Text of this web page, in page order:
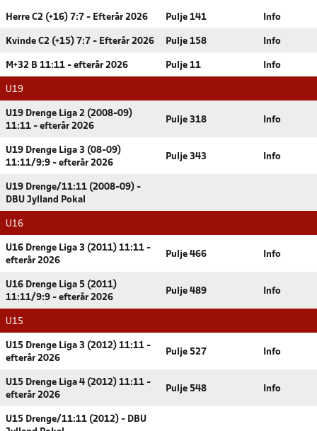
Herre C2 (+16) 7:7 - Efterår 2026 Pulje 141 Info
Kvinde C2 (+15) 7:7 - Efterår 2026 Pulje 158 Info
M+32 B 11:11 - efterår 2026 Pulje 11 Info
U19
U19 Drenge Liga 2 (2008-09)
11:11 - efterår 2026
Pulje 318 Info
U19 Drenge Liga 3 (08-09)
11:11/9:9 - efterår 2026
Pulje 343 Info
U19 Drenge/11:11 (2008-09) -
DBU Jylland Pokal
U16
U16 Drenge Liga 3 (2011) 11:11 -
efterår 2026
Pulje 466 Info
U16 Drenge Liga 5 (2011)
11:11/9:9 - efterår 2026
Pulje 489 Info
U15
U15 Drenge Liga 3 (2012) 11:11 -
efterår 2026
Pulje 527 Info
U15 Drenge Liga 4 (2012) 11:11 -
efterår 2026
Pulje 548 Info
U15 Drenge/11:11 (2012) - DBU